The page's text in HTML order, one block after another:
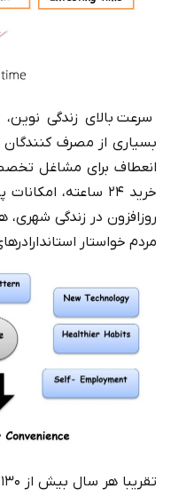
سرعت بالای زندگی
بسیاری از مصرف
انعطاف برای مشاغل
خرید ۲۴ ساعته،
روزافزون در زندگی
مردم خواستار